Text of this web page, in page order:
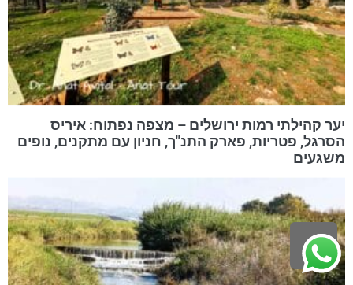
יער קהילתי רמות ירושלים – מצפה נפתוח: איריס
הסרגל, פטריות, פארק התנ"ך, חניון עם מתקנים, נופים
משגעים
גלילה
לראש
העמוד